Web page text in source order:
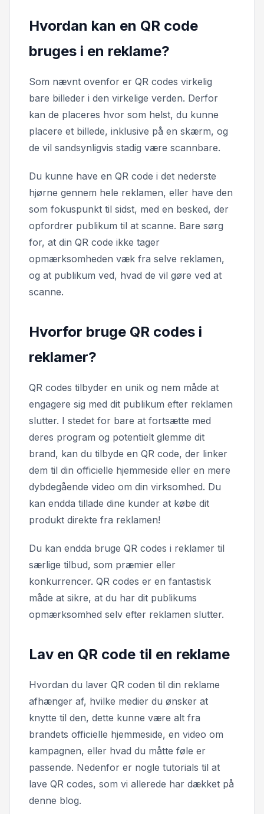
Hvordan kan en QR code
bruges i en reklame?
Som nævnt ovenfor er QR codes virkelig
bare billeder i den virkelige verden. Derfor
kan de placeres hvor som helst, du kunne
placere et billede, inklusive på en skærm, og
de vil sandsynligvis stadig være scannbare.
Du kunne have en QR code i det nederste
hjørne gennem hele reklamen, eller have den
som fokuspunkt til sidst, med en besked, der
opfordrer publikum til at scanne. Bare sørg
for, at din QR code ikke tager
opmærksomheden væk fra selve reklamen,
og at publikum ved, hvad de vil gøre ved at
scanne.
Hvorfor bruge QR codes i
reklamer?
QR codes tilbyder en unik og nem måde at
engagere sig med dit publikum efter reklamen
slutter. I stedet for bare at fortsætte med
deres program og potentielt glemme dit
brand, kan du tilbyde en QR code, der linker
dem til din officielle hjemmeside eller en mere
dybdegående video om din virksomhed. Du
kan endda tillade dine kunder at købe dit
produkt direkte fra reklamen!
Du kan endda bruge QR codes i reklamer til
særlige tilbud, som præmier eller
konkurrencer. QR codes er en fantastisk
måde at sikre, at du har dit publikums
opmærksomhed selv efter reklamen slutter.
Lav en QR code til en reklame
Hvordan du laver QR coden til din reklame
afhænger af, hvilke medier du ønsker at
knytte til den, dette kunne være alt fra
brandets officielle hjemmeside, en video om
kampagnen, eller hvad du måtte føle er
passende. Nedenfor er nogle tutorials til at
lave QR codes, som vi allerede har dækket på
denne blog.